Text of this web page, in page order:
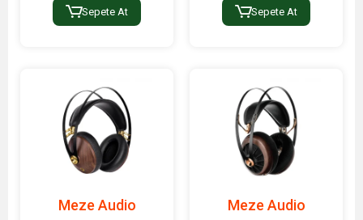
Sepete At Sepete At
Meze Audio Meze Audio